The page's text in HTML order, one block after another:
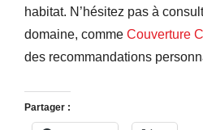
habitat. N’hésitez pas à
domaine, comme Couverture
des recommandations
Partager :